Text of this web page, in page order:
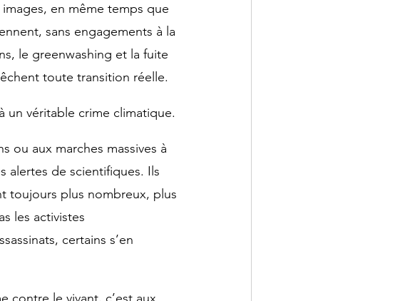
en même temps que
sans engagements à la
le greenwashing et la fuite
toute transition réelle.
un véritable crime climatique.
ou aux marches massives à
alertes de scientifiques. Ils
toujours plus nombreux, plus
les activistes
certains s’en